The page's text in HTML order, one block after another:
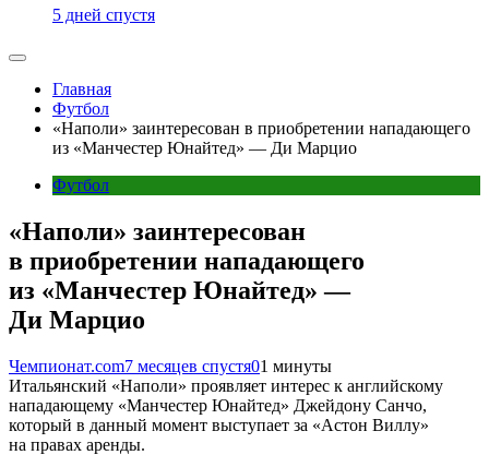
5 дней спустя
Главная
Футбол
«Наполи» заинтересован в приобретении нападающего
из «Манчестер Юнайтед» — Ди Марцио
Футбол
«Наполи» заинтересован
в приобретении нападающего
из «Манчестер Юнайтед» —
Ди Марцио
Чемпионат.com7 месяцев спустя01 минуты
Итальянский «Наполи» проявляет интерес к английскому
нападающему «Манчестер Юнайтед» Джейдону Санчо,
который в данный момент выступает за «Астон Виллу»
на правах аренды.